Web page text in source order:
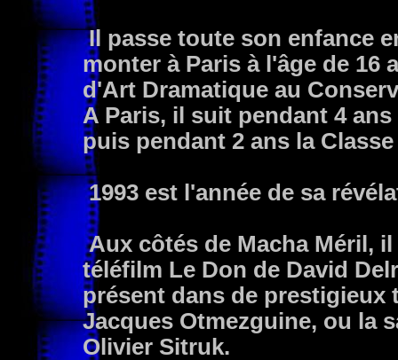
Il passe toute son enfance
monter à Paris à l'âge de 16
d'Art Dramatique au
A Paris, il suit pendant 4
puis pendant 2 ans la
1993 est l'année de sa
Aux côtés de Macha Méril,
téléfilm Le Don de David
présent dans de prestigieux
Jacques Otmezguine, ou la
Olivier Sitruk.